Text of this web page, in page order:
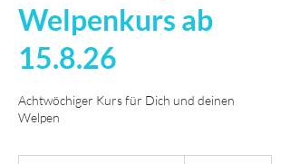
Welpenkurs ab
15.8.26
Achtwöchiger Kurs für Dich und deinen
Welpen